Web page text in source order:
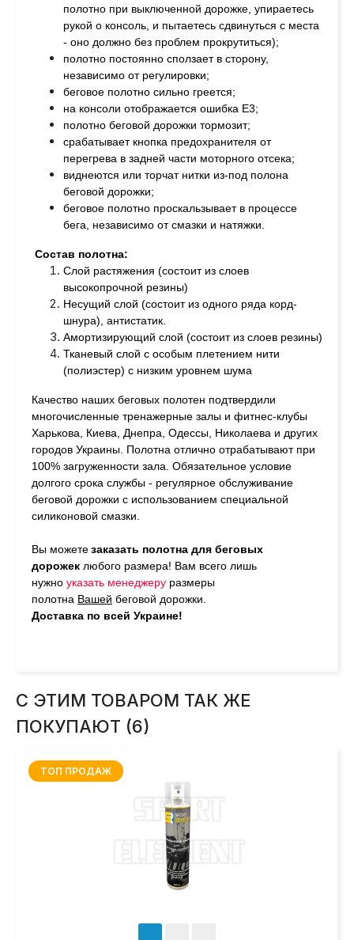
полотно при выключенной дорожке, упираетесь
рукой о консоль, и пытаетесь сдвинуться с места
- оно должно без проблем прокрутиться);
полотно постоянно сползает в сторону,
независимо от регулировки;
беговое полотно сильно греется;
на консоли отображается ошибка Е3;
полотно беговой дорожки тормозит;
срабатывает кнопка предохранителя от
перегрева в задней части моторного отсека;
виднеются или торчат нитки из-под полона
беговой дорожки;
беговое полотно проскальзывает в процессе
бега, независимо от смазки и натяжки.
Состав полотна:
Слой растяжения (состоит из слоев
высокопрочной резины)
Несущий слой (состоит из одного ряда корд-
шнура), антистатик.
Амортизирующий слой (состоит из слоев резины)
Тканевый слой с особым плетением нити
(полиэстер) с низким уровнем шума
Качество наших беговых полотен подтвердили
многочисленные тренажерные залы и фитнес-клубы
Харькова, Киева, Днепра, Одессы, Николаева и других
городов Украины. Полотна отлично отрабатывают при
100% загруженности зала. Обязательное условие
долгого срока службы - регулярное обслуживание
беговой дорожки с использованием специальной
силиконовой смазки.
Вы можетезаказать полотна для беговых
дорожек любого размера! Вам всего лишь
нужно указать менеджеру размеры
полотна Вашей беговой дорожки.
Доставка по всей Украине!
С ЭТИМ ТОВАРОМ ТАК ЖЕ
ПОКУПАЮТ (6)
ТОП ПРОДАЖ